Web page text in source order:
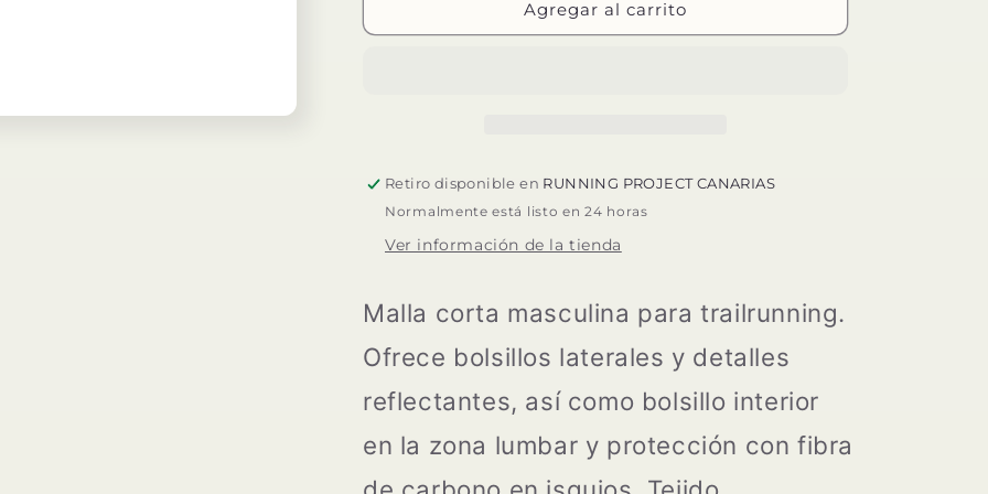
HG
SPORT-
HG
Agregar al carrito
Retiro disponible en RUNNING PROJECT CANARIAS
Normalmente está listo en 24 horas
Ver información de la tienda
Malla corta masculina para trailrunning.
Ofrece bolsillos laterales y detalles
reflectantes, así como bolsillo interior
en la zona lumbar y protección con fibra